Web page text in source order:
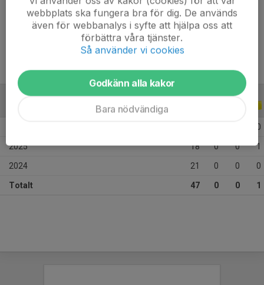
Position
Mittfältare
17 år
ALLA ÅR
0
2025 18 0 0 1
2024 21 0 0 0
Totalt 47 0 0 1
webbplats ska fungera bra för dig. De används
även för webbanalys i syfte att hjälpa oss att
förbättra våra tjänster.
Så använder vi cookies
Godkänn alla kakor
Bara nödvändiga